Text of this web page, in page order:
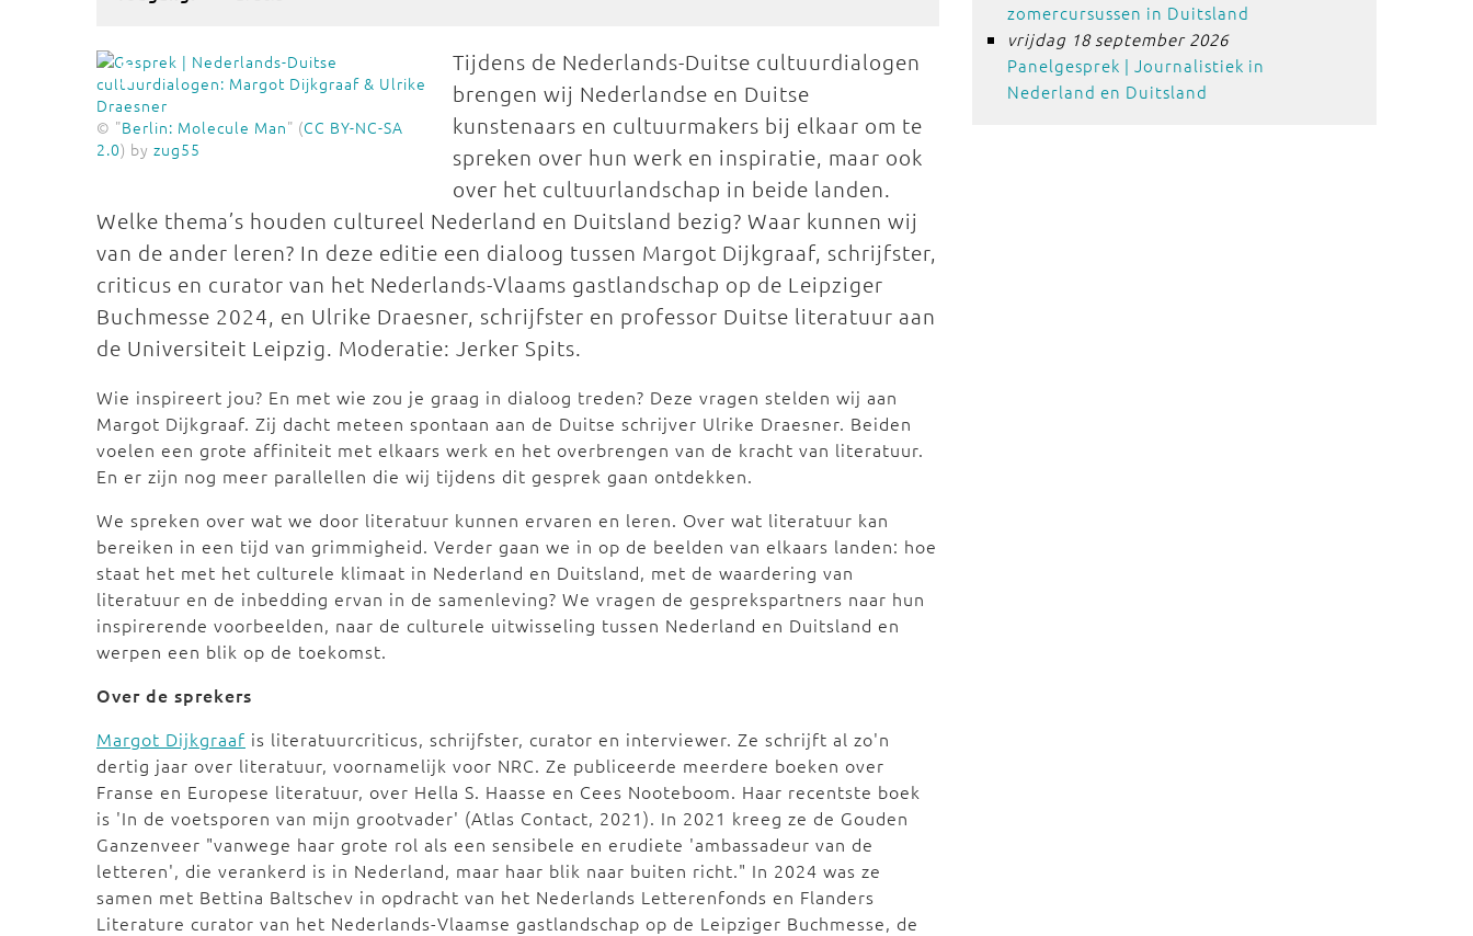
© "Berlin: Molecule Man" (CC BY-NC-SA
2.0) by zug55
Tijdens de Nederlands-Duitse cultuurdialogen
brengen wij Nederlandse en Duitse
kunstenaars en cultuurmakers bij elkaar om te
spreken over hun werk en inspiratie, maar ook
over het cultuurlandschap in beide landen.
Welke thema’s houden cultureel Nederland en Duitsland bezig? Waar kunnen wij
van de ander leren? In deze editie een dialoog tussen Margot Dijkgraaf, schrijfster,
criticus en curator van het Nederlands-Vlaams gastlandschap op de Leipziger
Buchmesse 2024, en Ulrike Draesner, schrijfster en professor Duitse literatuur aan
de Universiteit Leipzig. Moderatie: Jerker Spits.
Wie inspireert jou? En met wie zou je graag in dialoog treden? Deze vragen stelden wij aan
Margot Dijkgraaf. Zij dacht meteen spontaan aan de Duitse schrijver Ulrike Draesner. Beiden
voelen een grote affiniteit met elkaars werk en het overbrengen van de kracht van literatuur.
En er zijn nog meer parallellen die wij tijdens dit gesprek gaan ontdekken.
We spreken over wat we door literatuur kunnen ervaren en leren. Over wat literatuur kan
bereiken in een tijd van grimmigheid. Verder gaan we in op de beelden van elkaars landen: hoe
staat het met het culturele klimaat in Nederland en Duitsland, met de waardering van
literatuur en de inbedding ervan in de samenleving? We vragen de gesprekspartners naar hun
inspirerende voorbeelden, naar de culturele uitwisseling tussen Nederland en Duitsland en
werpen een blik op de toekomst.
Over de sprekers
Margot Dijkgraaf is literatuurcriticus, schrijfster, curator en interviewer. Ze schrijft al zo'n
dertig jaar over literatuur, voornamelijk voor NRC. Ze publiceerde meerdere boeken over
Franse en Europese literatuur, over Hella S. Haasse en Cees Nooteboom. Haar recentste boek
is 'In de voetsporen van mijn grootvader' (Atlas Contact, 2021). In 2021 kreeg ze de Gouden
Ganzenveer "vanwege haar grote rol als een sensibele en erudiete 'ambassadeur van de
letteren', die verankerd is in Nederland, maar haar blik naar buiten richt." In 2024 was ze
samen met Bettina Baltschev in opdracht van het Nederlands Letterenfonds en Flanders
Literature curator van het Nederlands-Vlaamse gastlandschap op de Leipziger Buchmesse, de
zomercursussen in Duitsland
vrijdag 18 september 2026
Panelgesprek | Journalistiek in
Nederland en Duitsland